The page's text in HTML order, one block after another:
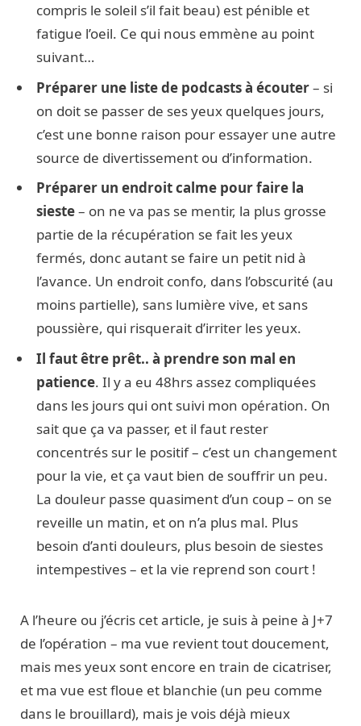
compris le soleil s’il fait beau) est pénible et
fatigue l’oeil. Ce qui nous emmène au point
suivant…
Préparer une liste de podcasts à écouter– si
on doit se passer de ses yeux quelques jours,
c’est une bonne raison pour essayer une autre
source de divertissement ou d’information.
Préparer un endroit calme pour faire la
sieste– on ne va pas se mentir, la plus grosse
partie de la récupération se fait les yeux
fermés, donc autant se faire un petit nid à
l’avance. Un endroit confo, dans l’obscurité (au
moins partielle), sans lumière vive, et sans
poussière, qui risquerait d’irriter les yeux.
Il faut être prêt.. à prendre son mal en
patience. Il y a eu 48hrs assez compliquées
dans les jours qui ont suivi mon opération. On
sait que ça va passer, et il faut rester
concentrés sur le positif – c’est un changement
pour la vie, et ça vaut bien de souffrir un peu.
La douleur passe quasiment d’un coup – on se
reveille un matin, et on n’a plus mal. Plus
besoin d’anti douleurs, plus besoin de siestes
intempestives – et la vie reprend son court !
A l’heure ou j’écris cet article, je suis à peine à J+7
de l’opération – ma vue revient tout doucement,
mais mes yeux sont encore en train de cicatriser,
et ma vue est floue et blanchie (un peu comme
dans le brouillard), mais je vois déjà mieux